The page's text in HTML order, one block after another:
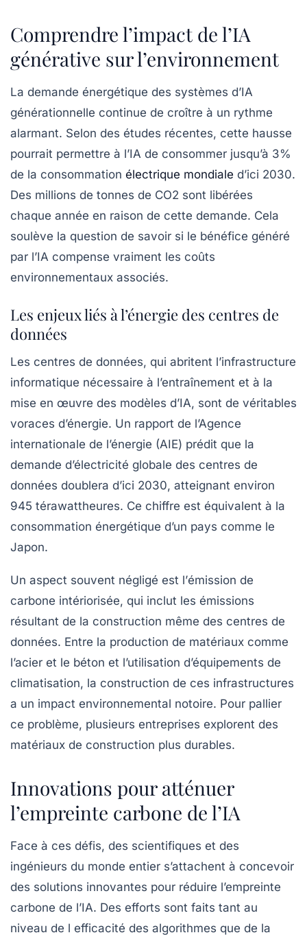
Comprendre l’impact de l’IA
générative sur l’environnement
La demande énergétique des systèmes d’IA
générationnelle continue de croître à un rythme
alarmant. Selon des études récentes, cette hausse
pourrait permettre à l’IA de consommer jusqu’à 3%
de la consommation électrique mondiale d’ici 2030.
Des millions de tonnes de CO2 sont libérées
chaque année en raison de cette demande. Cela
soulève la question de savoir si le bénéfice généré
par l’IA compense vraiment les coûts
environnementaux associés.
Les enjeux liés à l’énergie des centres de
données
Les centres de données, qui abritent l’infrastructure
informatique nécessaire à l’entraînement et à la
mise en œuvre des modèles d’IA, sont de véritables
voraces d’énergie. Un rapport de l’Agence
internationale de l’énergie (AIE) prédit que la
demande d’électricité globale des centres de
données doublera d’ici 2030, atteignant environ
945 térawattheures. Ce chiffre est équivalent à la
consommation énergétique d’un pays comme le
Japon.
Un aspect souvent négligé est l’émission de
carbone intériorisée, qui inclut les émissions
résultant de la construction même des centres de
données. Entre la production de matériaux comme
l’acier et le béton et l’utilisation d’équipements de
climatisation, la construction de ces infrastructures
a un impact environnemental notoire. Pour pallier
ce problème, plusieurs entreprises explorent des
matériaux de construction plus durables.
Innovations pour atténuer
l’empreinte carbone de l’IA
Face à ces défis, des scientifiques et des
ingénieurs du monde entier s’attachent à concevoir
des solutions innovantes pour réduire l’empreinte
carbone de l’IA. Des efforts sont faits tant au
niveau de l efficacité des algorithmes que de la